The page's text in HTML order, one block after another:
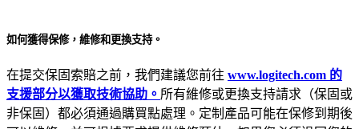
如何獲得保修，維修和更換支持。
在提交保固索賠之前，我們建議您前往 www.logitech.com 的
支援部分以獲取技術協助。 所有維修或更換支持請求（保固或
非保固）都必須通過購買點處理。定制產品可能在保修到期後